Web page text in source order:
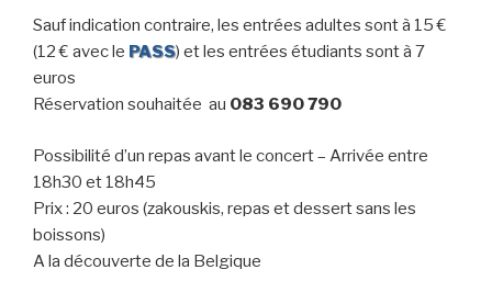
Sauf indication contraire, les entrées adultes sont à 15 €
(12 € avec le PASS) et les entrées étudiants sont à 7
euros
Réservation souhaitée au 083 690 790
Possibilité d’un repas avant le concert – Arrivée entre
18h30 et 18h45
Prix : 20 euros (zakouskis, repas et dessert sans les
boissons)
A la découverte de la Belgique